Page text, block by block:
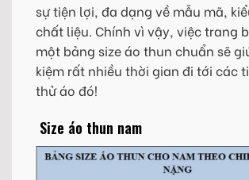
sự tiện lợi, đa dạng về mẫu mã,
chất liệu. Chính vì vậy, việc trang
một bảng size áo thun chuẩn sẽ
kiệm rất nhiều thời gian đi tới các
thử áo đó!
Size áo thun nam